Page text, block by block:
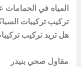
المياه في الحمامات
تركيب تركيبات
هل تريد تركيب
مقاول صحي بنيدر